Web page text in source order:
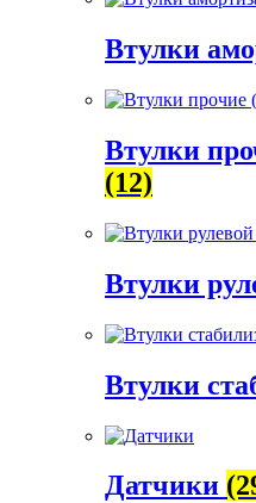
Втулки
Втулки
(12)
Втулки
Втулки
Датчики